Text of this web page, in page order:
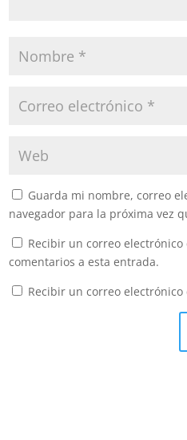
Guarda mi nombre, correo
navegador para la próxima vez
Recibir un correo electrónico
comentarios a esta entrada.
Recibir un correo